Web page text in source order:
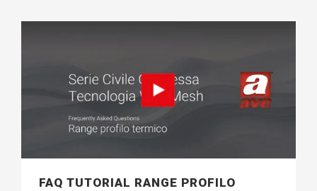
FAQ TUTORIAL RANGE PROFILO